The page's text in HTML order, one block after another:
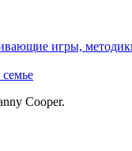
игры,
Cooper.